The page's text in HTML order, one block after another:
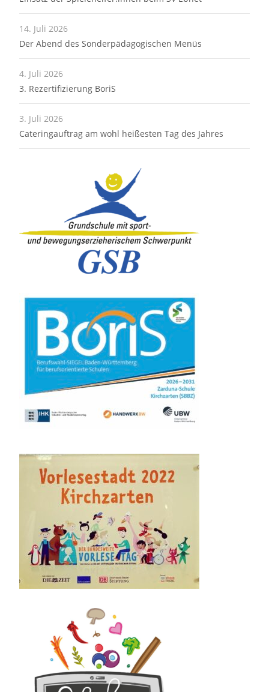
14. Juli 2026
Der Abend des Sonderpädagogischen Menüs
4. Juli 2026
3. Rezertifizierung BoriS
3. Juli 2026
Cateringauftrag am wohl heißesten Tag des Jahres